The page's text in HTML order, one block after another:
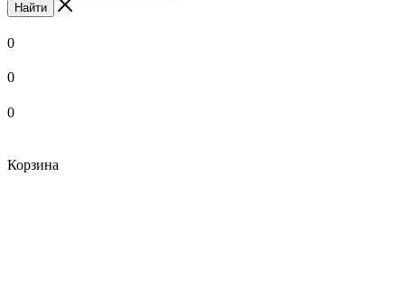
Найти
0
0
0
Корзина